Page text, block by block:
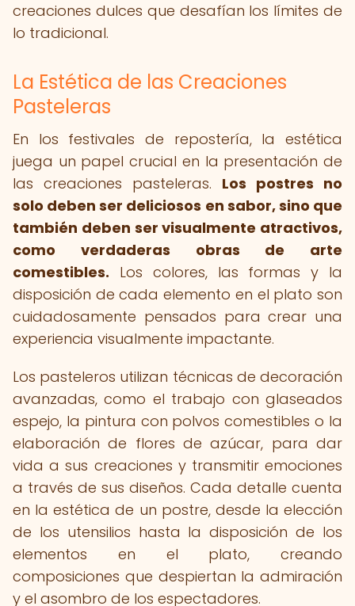
creaciones dulces que desafían los límites de
lo tradicional.
La Estética de las Creaciones
Pasteleras
En los festivales de repostería, la estética
juega un papel crucial en la presentación de
las creaciones pasteleras. Los postres no
solo deben ser deliciosos en sabor, sino que
también deben ser visualmente atractivos,
como verdaderas obras de arte
comestibles. Los colores, las formas y la
disposición de cada elemento en el plato son
cuidadosamente pensados para crear una
experiencia visualmente impactante.
Los pasteleros utilizan técnicas de decoración
avanzadas, como el trabajo con glaseados
espejo, la pintura con polvos comestibles o la
elaboración de flores de azúcar, para dar
vida a sus creaciones y transmitir emociones
a través de sus diseños. Cada detalle cuenta
en la estética de un postre, desde la elección
de los utensilios hasta la disposición de los
elementos en el plato, creando
composiciones que despiertan la admiración
y el asombro de los espectadores.